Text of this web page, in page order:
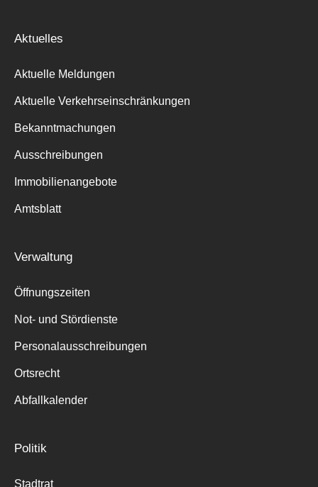
Aktuelles
Aktuelle Meldungen
Aktuelle Verkehrseinschränkungen
Bekanntmachungen
Ausschreibungen
Immobilienangebote
Amtsblatt
Verwaltung
Öffnungszeiten
Not- und Stördienste
Personalausschreibungen
Ortsrecht
Abfallkalender
Politik
Stadtrat